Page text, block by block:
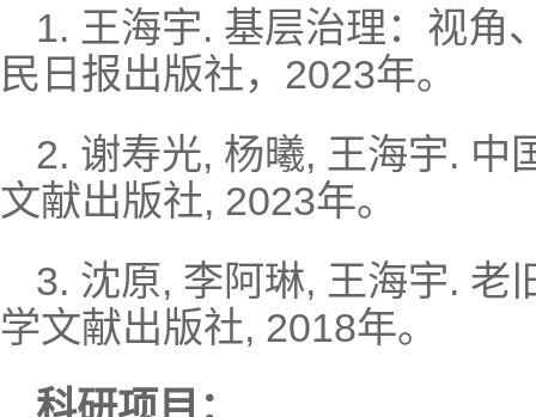
1. 王海宇. 基层治理：视角
民日报出版社，2023年。
2. 谢寿光, 杨曦, 王海宇. 中
文献出版社, 2023年。
3. 沈原, 李阿琳, 王海宇. 老
学文献出版社, 2018年。
科研项目：